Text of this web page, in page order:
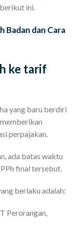
ini.
Badan dan Cara
ke tarif
yang baru berdiri
perpajakan.
ada batas waktu
final tersebut.
berlaku adalah:
Perorangan,